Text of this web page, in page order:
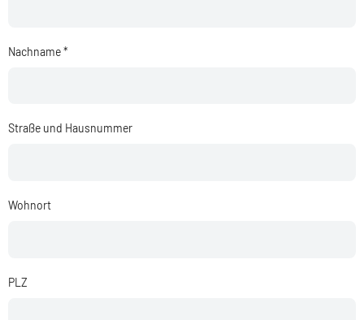
Nachname *
Straße und Hausnummer
Wohnort
PLZ